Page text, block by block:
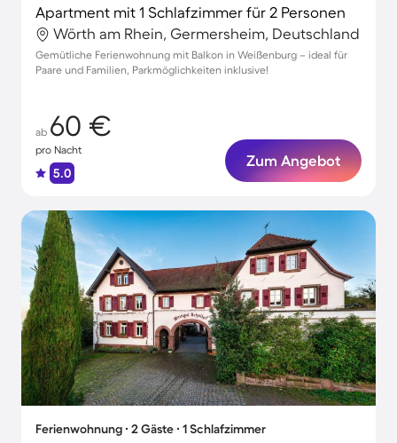
Apartment mit 1 Schlafzimmer für 2 Personen
Wörth am Rhein, Germersheim, Deutschland
Gemütliche Ferienwohnung mit Balkon in Weißenburg – ideal für
Paare und Familien, Parkmöglichkeiten inklusive!
ab 60 €
pro Nacht
5.0
Zum Angebot
Ferienwohnung ∙ 2 Gäste ∙ 1 Schlafzimmer